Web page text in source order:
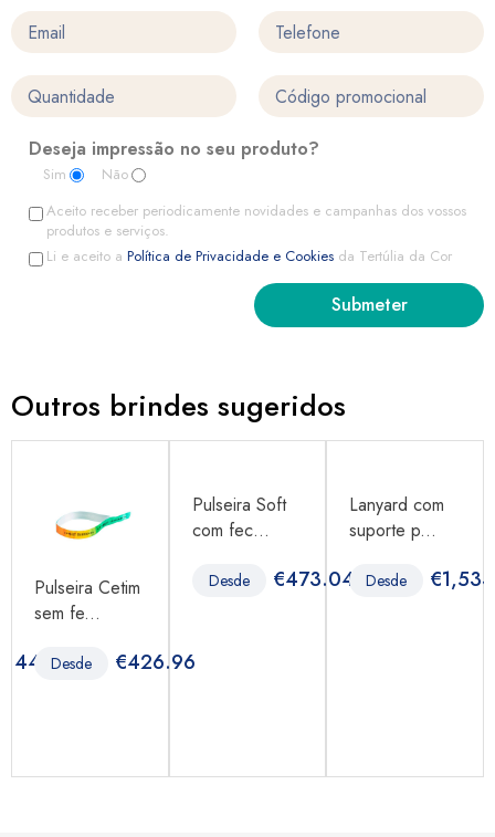
Deseja impressão no seu produto?
Sim
Não
Aceito receber periodicamente novidades e campanhas dos vossos
produtos e serviços.
Li e aceito a Política de Privacidade e Cookies da Tertúlia da Cor
Outros brindes sugeridos
Pulseira Cetim
sem fe...
Desde €426.96
Pulseira Soft
com fec...
Desde €473.04
Lanyard com
suporte p...
Desde €